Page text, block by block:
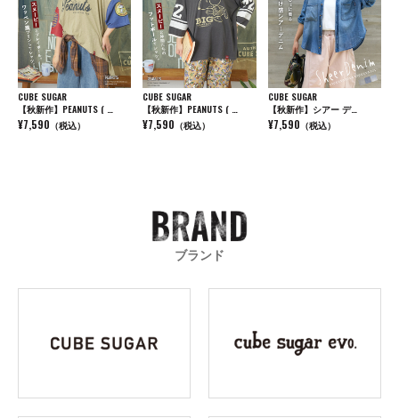
CUBE SUGAR
【秋新作】PEANUTS ( …
¥7,590 （税込）
CUBE SUGAR
【秋新作】PEANUTS ( …
¥7,590 （税込）
CUBE SUGAR
【秋新作】シアー デ…
¥7,590 （税込）
ブランド